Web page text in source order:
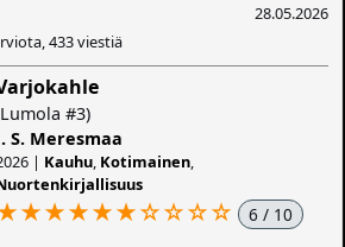
28.05.2026
433 viestiä
#3)
S. Meresmaa
| Kauhu Kotimainen
☆☆☆☆ 6 / 10